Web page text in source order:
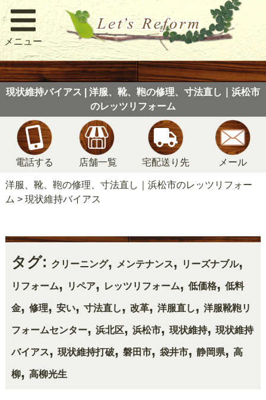
メニュー
現状維持バイアス | 洋服、靴、鞄の修理、寸法直し｜浜松市
のレッツリフォーム
電話する 店舗一覧 宅配送り先 メール
洋服、靴、鞄の修理、寸法直し｜浜松市のレッツリフォー
ム > 現状維持バイアス
タグ: クリーニング, メンテナンス, リーズナブル,
リフォーム, リペア, レッツリフォーム, 低価格, 低料
金, 修理, 安い, 寸法直し, 改革, 洋服直し, 洋服靴鞄リ
フォームセンター, 浜北区, 浜松市, 現状維持, 現状維持
バイアス, 現状維持打破, 磐田市, 袋井市, 静岡県, 高
柳, 高柳光生